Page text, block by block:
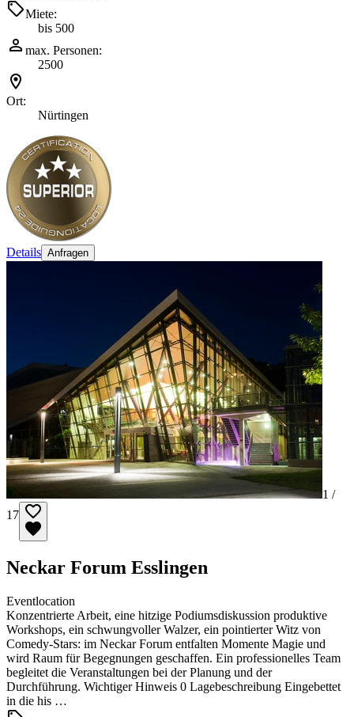
Miete:
bis 500
max. Personen:
2500
Ort:
Nürtingen
Details Anfragen
1 /
17
Neckar Forum Esslingen
Eventlocation
Konzentrierte Arbeit, eine hitzige Podiumsdiskussion produktive
Workshops, ein schwungvoller Walzer, ein pointierter Witz von
Comedy-Stars: im Neckar Forum entfalten Momente Magie und
wird Raum für Begegnungen geschaffen. Ein professionelles Team
begleitet die Veranstaltungen bei der Planung und der
Durchführung. Wichtiger Hinweis 0 Lagebeschreibung Eingebettet
in die his …